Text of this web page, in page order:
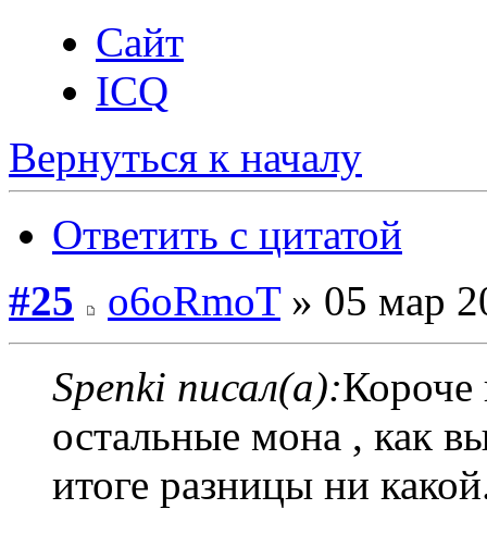
Сайт
ICQ
Вернуться к началу
Ответить с цитатой
#25
o6oRmoT» 05 мар
Spenki писал(а):Короче
остальные мона , как
итоге разницы ни